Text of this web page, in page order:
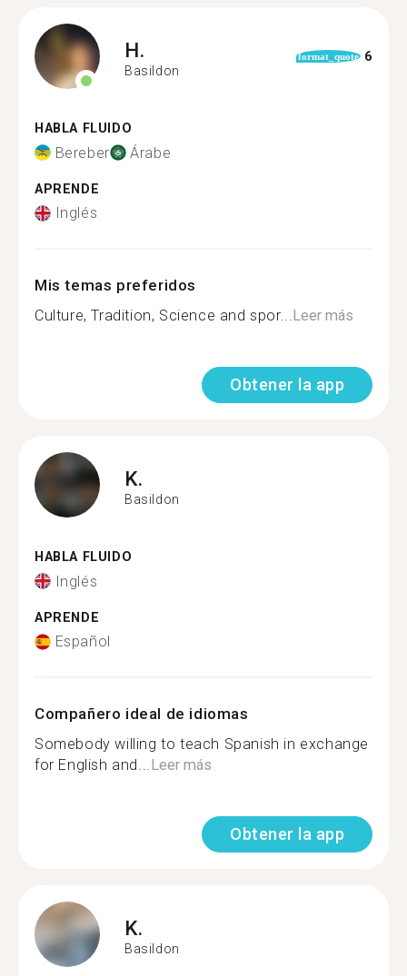
H.
Basildon
format_quote 6
HABLA FLUIDO
Bereber Árabe
APRENDE
Inglés
Mis temas preferidos
Culture, Tradition, Science and spor...Leer más
Obtener la app
K.
Basildon
HABLA FLUIDO
Inglés
APRENDE
Español
Compañero ideal de idiomas
Somebody willing to teach Spanish in exchange
for English and...Leer más
Obtener la app
K.
Basildon